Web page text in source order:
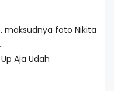
maksudnya foto Nikita
Aja Udah